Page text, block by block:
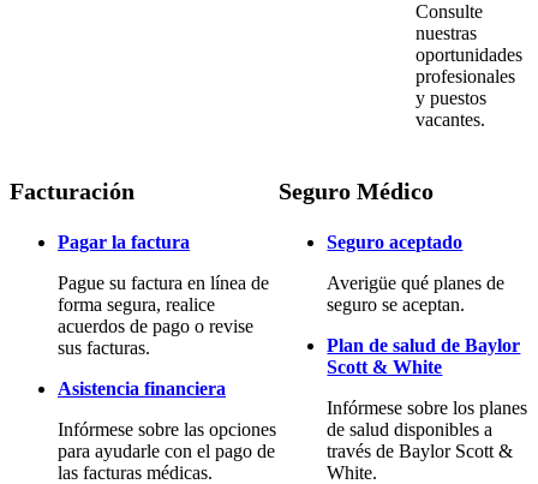
Consulte
nuestras
oportunidades
profesionales
y puestos
vacantes.
Facturación
Pagar la factura
Pague su factura en línea de
forma segura, realice
acuerdos de pago o revise
sus facturas.
Asistencia financiera
Infórmese sobre las opciones
para ayudarle con el pago de
las facturas médicas.
Seguro Médico
Seguro aceptado
Averigüe qué planes de
seguro se aceptan.
Plan de salud de Baylor
Scott & White
Infórmese sobre los planes
de salud disponibles a
través de Baylor Scott &
White.